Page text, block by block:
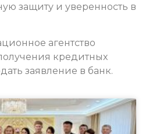
защиту и уверенность в
агентство
кредитных
заявление в банк.